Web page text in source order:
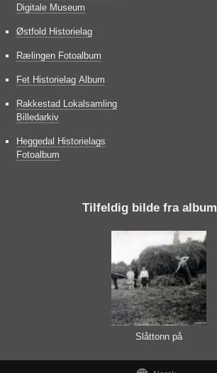
Digitale Museum
Østfold Historielag
Rælingen Fotoalbum
Fet Historielag Album
Rakkestad Lokalsamling
Billedarkiv
Heggedal Historielags
Fotoalbum
Tilfeldig bilde fra album
Slåttonn på